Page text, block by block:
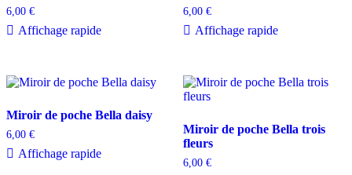
6,00 €
Affichage rapide
6,00 €
Affichage rapide
Miroir de poche Bella daisy
6,00 €
Affichage rapide
Miroir de poche Bella trois
fleurs
6,00 €